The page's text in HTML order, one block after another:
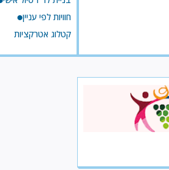
חוויות לפי עניין
קטלוג אטרקציות